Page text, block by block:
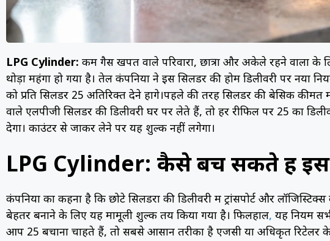
LPG Cylinder: कम गैस खपत वाले परिवारों, छात्रों और अकेले रहने वालों के
थोड़ा महंगा हो गया है। तेल कंपनियों ने इस सिलेंडर की होम डिलीवरी पर नया
को प्रति सिलेंडर ₹25 अतिरिक्त देने होंगे।पहले की तरह सिलेंडर की बेसिक
वाले एलपीजी सिलेंडर की डिलीवरी घर पर लेते हैं, तो हर रीफिल पर ₹25 का
देगा। काउंटर से जाकर लेने पर यह शुल्क नहीं लगेगा।
LPG Cylinder: कैसे बच सकते हैं इस
कंपनियों का कहना है कि छोटे सिलेंडरों की डिलीवरी में ट्रांसपोर्ट और
बेहतर बनाने के लिए यह मामूली शुल्क तय किया गया है। फिलहाल, यह नियम
आप ₹25 बचाना चाहते हैं, तो सबसे आसान तरीका है एजेंसी या अधिकृत रिटेलर